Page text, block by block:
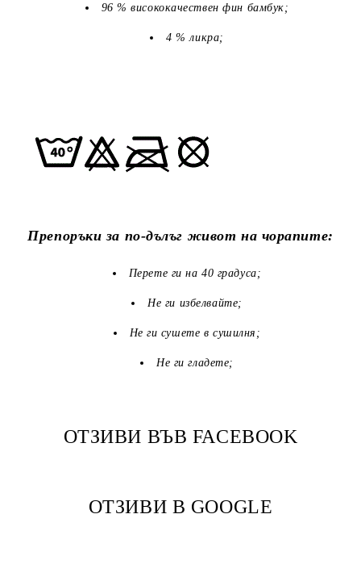
96 % висококачествен фин бамбук;
4 % ликра;
Препоръки за по-дълъг живот на чорапите:
Перете ги на 40 градуса;
Не ги избелвайте;
Не ги сушете в сушилня;
Не ги гладете;
ОТЗИВИ ВЪВ FACEBOOK
ОТЗИВИ В GOOGLE